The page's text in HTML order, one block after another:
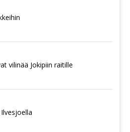
vilinää Jokipiin raitille